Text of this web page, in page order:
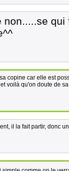
copine car elle est
voilà qu'on doute de
il la fait partir, donc